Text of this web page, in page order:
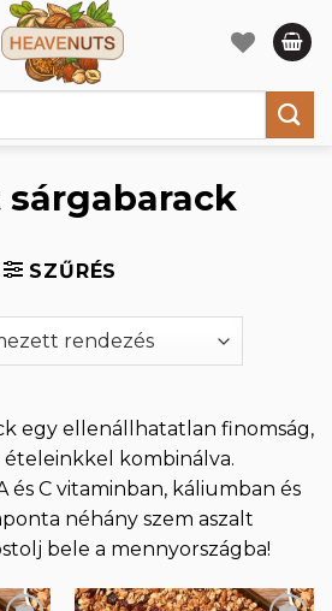
sárgabarack
SZŰRÉS
egy ellenállhatatlan finomság,
ételeinkkel kombinálva.
és C vitaminban, káliumban és
néhány szem aszalt
bele a mennyországba!